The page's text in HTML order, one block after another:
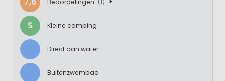
Beoordelingen (1)
S Kleine camping
Direct aan water
Buitenzwembad